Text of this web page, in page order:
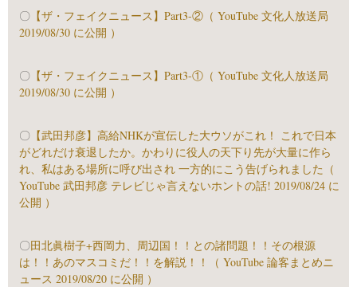
〇 【ザ・フェイクニュース】Part3-②（ YouTube 文化人放送局
2019/08/30 に公開 ）
〇 【ザ・フェイクニュース】Part3-①（ YouTube 文化人放送局
2019/08/30 に公開 ）
〇 【武田邦彦】高給NHKが宣伝した大ウソがこれ！ これで日本
がどれだけ衰退したか。かわりに役人の天下り先が大量に作ら
れ、私はある場所に呼び出され 一方的にこう告げられました（
YouTube 武田邦彦 テレビじゃ言えないホントの話! 2019/08/24 に
公開 ）
〇田北眞樹子+西岡力、周辺国！！との諸問題！！その根源
は！！あのマスコミだ！！を解説！！（ YouTube 論客まとめニ
ュース 2019/08/20 に公開 ）